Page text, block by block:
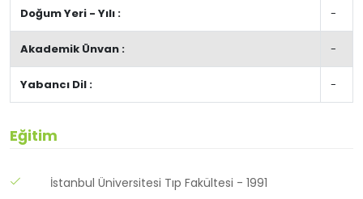
Doğum Yeri - Yılı : -
Akademik Ünvan : -
Yabancı Dil : -
Eğitim
İstanbul Üniversitesi Tıp Fakültesi - 1991